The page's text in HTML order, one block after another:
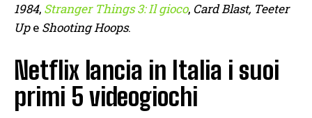
1984, Stranger Things 3: Il gioco, Card Blast, Teeter
Upe Shooting Hoops.
Netflix lancia in Italia i suoi
primi 5 videogiochi